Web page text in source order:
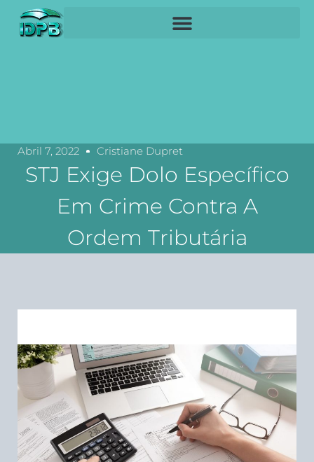
Abril 7, 2022 Cristiane Dupret
STJ Exige Dolo Específico
Em Crime Contra A
Ordem Tributária